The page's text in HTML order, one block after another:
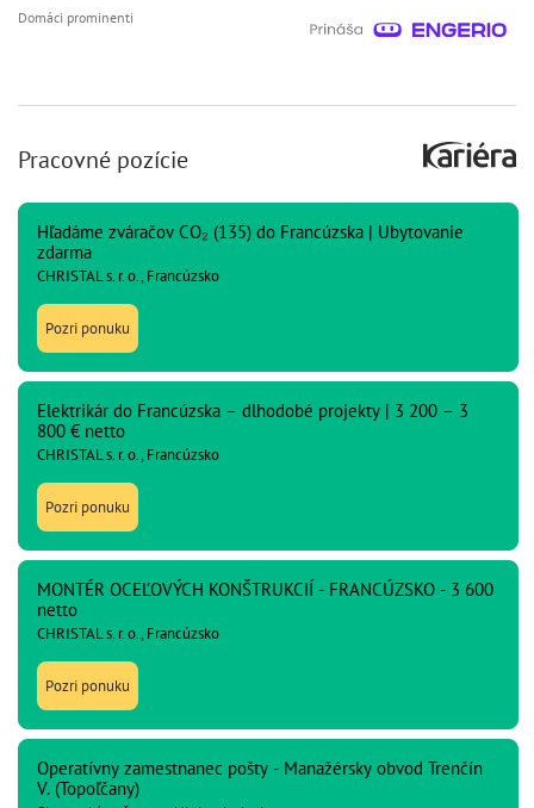
Domáci prominenti
Pracovné pozície
Hľadáme zváračov CO₂ (135) do Francúzska | Ubytovanie
zdarma
CHRISTAL s. r. o., Francúzsko
Pozri ponuku
Elektrikár do Francúzska – dlhodobé projekty | 3 200 – 3
800 € netto
CHRISTAL s. r. o., Francúzsko
Pozri ponuku
MONTÉR OCEĽOVÝCH KONŠTRUKCIÍ - FRANCÚZSKO - 3 600
netto
CHRISTAL s. r. o., Francúzsko
Pozri ponuku
Operatívny zamestnanec pošty - Manažérsky obvod Trenčín
V. (Topoľčany)